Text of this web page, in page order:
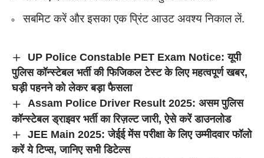
सबमिट करें और इसका एक प्रिंट आउट अवश्य निकाल लें.
UP Police Constable PET Exam Notice: यूपी
पुलिस कॉन्स्टेबल भर्ती की फिजिकल टेस्ट के लिए महत्वपूर्ण खबर,
घड़ी पहनने को लेकर बड़ा फैसला
Assam Police Driver Result 2025: असम पुलिस
कॉन्स्टेबल ड्राइवर भर्ती का रिज़ल्ट जारी, ऐसे करें डाउनलोड
JEE Main 2025: जेईई मेंस परीक्षा के लिए उम्मीदवार फॉलो
करें ये टिप्स, जानिए सभी डिटेल्स